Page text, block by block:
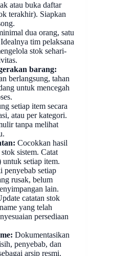
atau buka daftar
terakhir). Siapkan
dua orang, satu
tim pelaksana
stok sehari-
barang:
berlangsung, tahan
untuk mencegah
setiap item secara
atau per kategori.
tanpa melihat
Cocokkan hasil
sistem. Catat
setiap item.
penyebab setiap
rusak, belum
lain.
catatan stok
yang telah
persediaan
Dokumentasikan
penyebab, dan
arsip resmi.